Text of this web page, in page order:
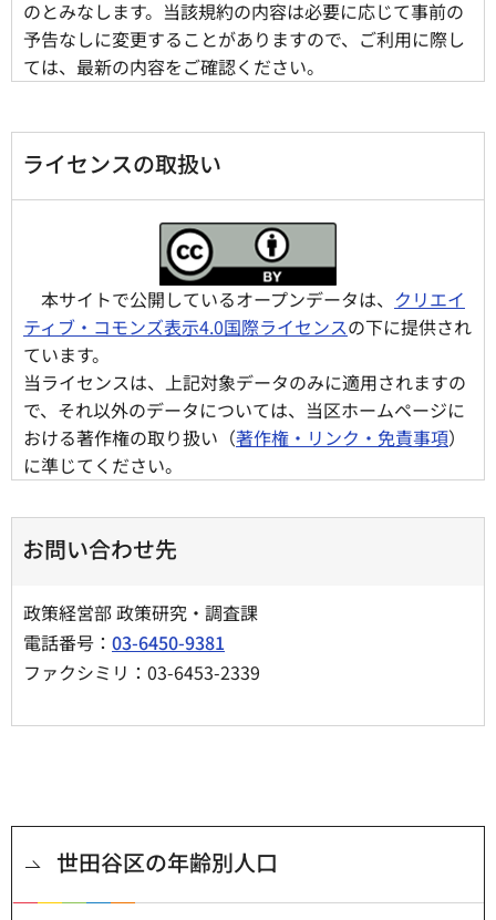
のとみなします。当該規約の内容は必要に応じて事前の
予告なしに変更することがありますので、ご利用に際し
ては、最新の内容をご確認ください。
ライセンスの取扱い
本サイトで公開しているオープンデータは、 クリエイ
ティブ・コモンズ表示4.0国際ライセンスの下に提供され
ています。
当ライセンスは、上記対象データのみに適用されますの
で、それ以外のデータについては、当区ホームページに
おける著作権の取り扱い（著作権・リンク・免責事項）
に準じてください。
お問い合わせ先
政策経営部 政策研究・調査課
電話番号： 03-6450-9381
ファクシミリ：03-6453-2339
世田谷区の年齢別人口